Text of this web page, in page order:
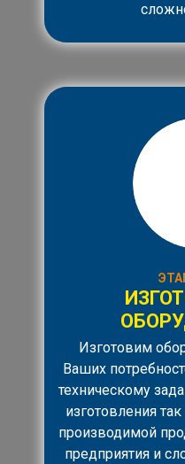
Изготовим
Ваших
техническому
изготовления
производимой
предприятия и